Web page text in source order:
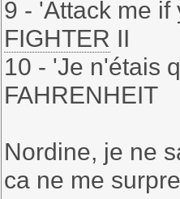
9 - 'Attack me
FIGHTER II
10 - 'Je n'étais
FAHRENHEIT
Nordine, je ne
ca ne me